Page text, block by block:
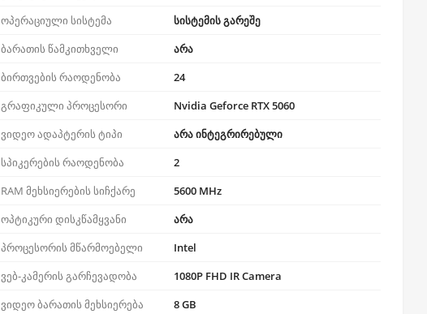
ოპერაციული სისტემა
სისტემის გარეშე
ბარათის წამკითხველი
არა
ბირთვების რაოდენობა
24
გრაფიკული პროცესორი
Nvidia Geforce RTX 5060
ვიდეო ადაპტერის ტიპი
არა ინტეგრირებული
სპიკერების რაოდენობა
2
RAM მეხსიერების სიჩქარე
5600 MHz
ოპტიკური დისკწამყვანი
არა
პროცესორის მწარმოებელი
Intel
ვებ-კამერის გარჩევადობა
1080P FHD IR Camera
ვიდეო ბარათის მეხსიერება
8 GB